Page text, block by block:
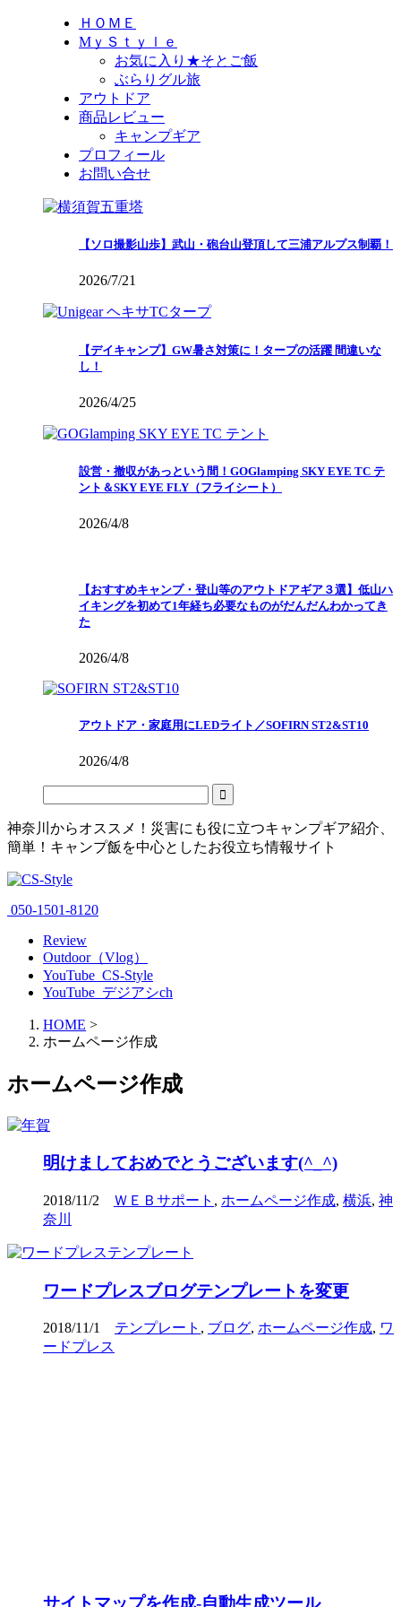
ＨＯＭＥ
MｙＳｔｙｌｅ
お気に入り★そとご飯
ぶらりグル旅
アウトドア
商品レビュー
キャンプギア
プロフィール
お問い合せ
【ソロ撮影山歩】武山・砲台山登頂して三浦アルプス制覇！
2026/7/21
【デイキャンプ】GW暑さ対策に！タープの活躍 間違いな
し！
2026/4/25
設営・撤収があっという間！GOGlamping SKY EYE TC テ
ント＆SKY EYE FLY（フライシート）
2026/4/8
【おすすめキャンプ・登山等のアウトドアギア３選】低山ハ
イキングを初めて1年経ち必要なものがだんだんわかってき
た
2026/4/8
アウトドア・家庭用にLEDライト／SOFIRN ST2&ST10
2026/4/8
神奈川からオススメ！災害にも役に立つキャンプギア紹介、
簡単！キャンプ飯を中心としたお役立ち情報サイト
050-1501-8120
Review
Outdoor（Vlog）
YouTube_CS-Style
YouTube_デジアシch
HOME >
ホームページ作成
ホームページ作成
明けましておめでとうございます(^_^)
2018/11/2 ＷＥＢサポート , ホームページ作成, 横浜, 神
奈川
ワードプレスブログテンプレートを変更
2018/11/1 テンプレート , ブログ, ホームページ作成, ワ
ードプレス
サイトマップを作成-自動生成ツール